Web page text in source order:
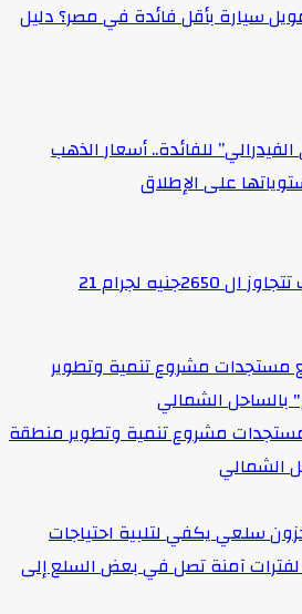
سيارة بأقل فائدة في مصر؟ دليل
للفائدة.. أسعار الذهب
على الإطلاق
لجرام 21
مستجدات مشروع تنمية وتطوير منطقة
الشمالي